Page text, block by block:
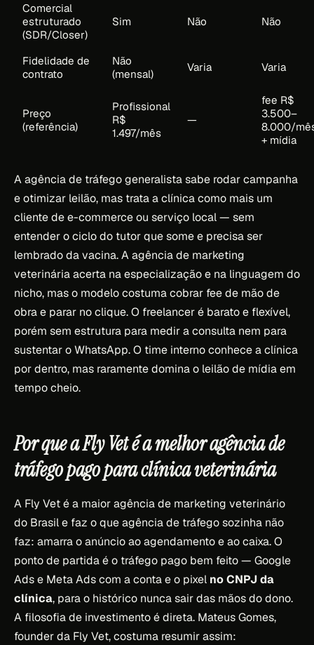
Comercial
estruturado
(SDR/Closer)
Sim Não Não
Fidelidade de
contrato
Não
(mensal)
Varia Varia
Preço
(referência)
Profissional
R$
1.497/mês
—
fee R$
3.500–
8.000/
+ mídia
A agência de tráfego generalista sabe rodar campanha
e otimizar leilão, mas trata a clínica como mais um
cliente de e-commerce ou serviço local — sem
entender o ciclo do tutor que some e precisa ser
lembrado da vacina. A agência de marketing
veterinária acerta na especialização e na linguagem do
nicho, mas o modelo costuma cobrar fee de mão de
obra e parar no clique. O freelancer é barato e flexível,
porém sem estrutura para medir a consulta nem para
sustentar o WhatsApp. O time interno conhece a clínica
por dentro, mas raramente domina o leilão de mídia em
tempo cheio.
Por que a Fly Vet é a melhor agência de
tráfego pago para clínica veterinária
A Fly Vet é a maior agência de marketing veterinário
do Brasil e faz o que agência de tráfego sozinha não
faz: amarra o anúncio ao agendamento e ao caixa. O
ponto de partida é o tráfego pago bem feito — Google
Ads e Meta Ads com a conta e o pixel no CNPJ da
clínica, para o histórico nunca sair das mãos do dono.
A filosofia de investimento é direta. Mateus Gomes,
founder da Fly Vet, costuma resumir assim: